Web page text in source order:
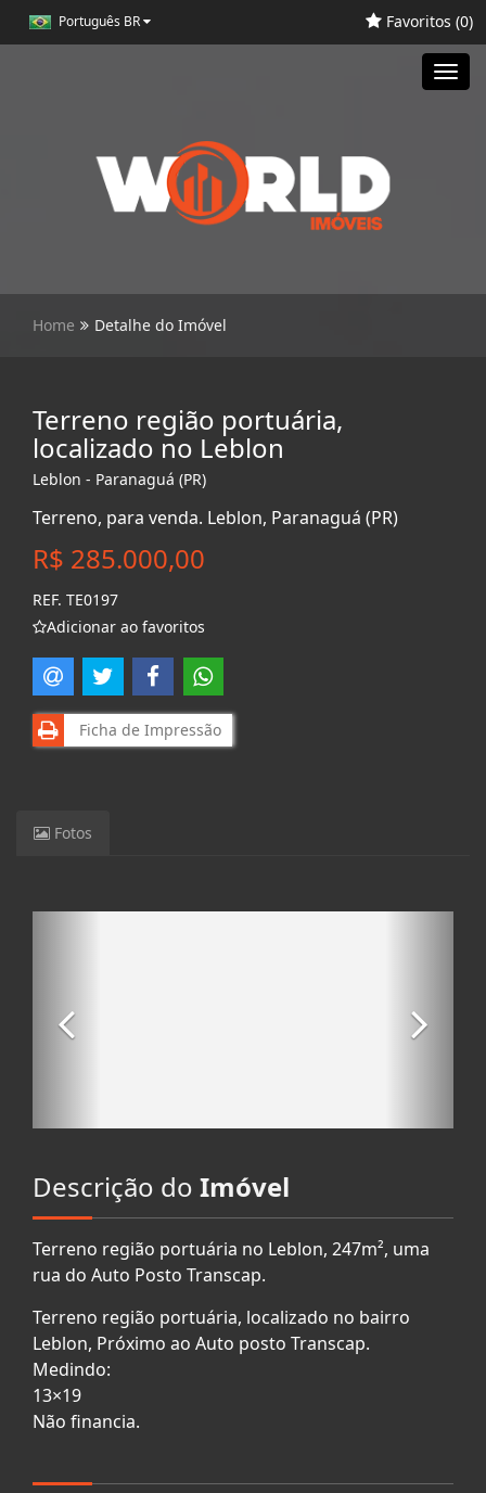
Português BR Favoritos (0)
Home Detalhe do Imóvel
Terreno região portuária,
localizado no Leblon
Leblon - Paranaguá (PR)
Terreno, para venda. Leblon, Paranaguá (PR)
R$ 285.000,00
REF. TE0197
Adicionar ao favoritos
Ficha de Impressão
Fotos
Descrição do Imóvel
Terreno região portuária no Leblon, 247m², uma
rua do Auto Posto Transcap.
Terreno região portuária, localizado no bairro
Leblon, Próximo ao Auto posto Transcap.
Medindo:
13×19
Não financia.